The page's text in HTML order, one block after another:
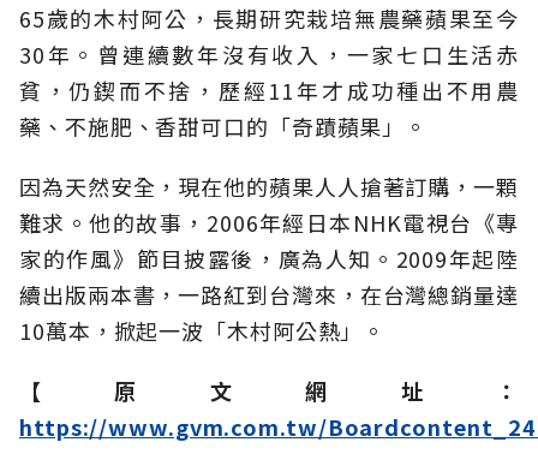
65歲的木村阿公，長期研究栽培無農藥蘋果至今
30年。曾連續數年沒有收入，一家七口生活赤
貧，仍鍥而不捨，歷經11年才成功種出不用農
藥、不施肥、香甜可口的「奇蹟蘋果」。
因為天然安全，現在他的蘋果人人搶著訂購，一顆
難求。他的故事，2006年經日本NHK電視台《專
家的作風》節目披露後，廣為人知。2009年起陸
續出版兩本書，一路紅到台灣來，在台灣總銷量達
10萬本，掀起一波「木村阿公熱」。
【原文網址：
https://www.gvm.com.tw/